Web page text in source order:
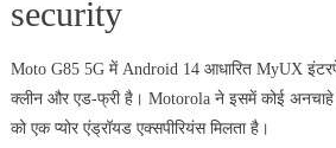
security
Moto G85 5G में Android 14 आधारित MyUX
क्लीन और एड-फ्री है। Motorola ने इसमें कोई अनचाहे
को एक प्योर एंड्रॉयड एक्सपीरियंस मिलता है।